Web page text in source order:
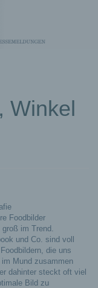
Winkel
Foodbilder
groß im Trend.
und Co. sind voll
die uns
Mund zusammen
dahinter steckt oft viel
Bild zu